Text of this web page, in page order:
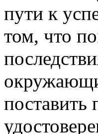
пути к
том, что
поставить